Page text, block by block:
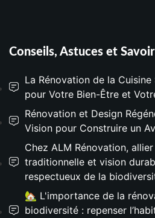
Conseils, Astuces et Savoir
La Rénovation de la
pour Votre Bien-Être et
Rénovation et Design
Vision pour Construire un
Chez ALM Rénovation,
traditionnelle et vision
respectueux de la
🏡 L'importance de la
biodiversité : repenser